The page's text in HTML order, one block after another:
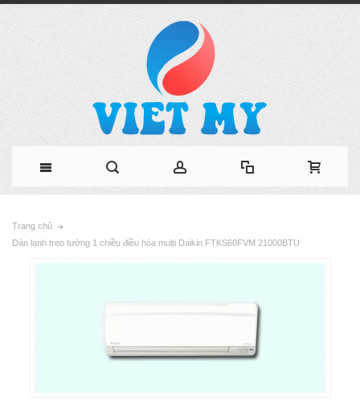
Trang chủ
Dàn lạnh treo tường 1 chiều điều hòa multi Daikin FTKS60FVM 21000BTU